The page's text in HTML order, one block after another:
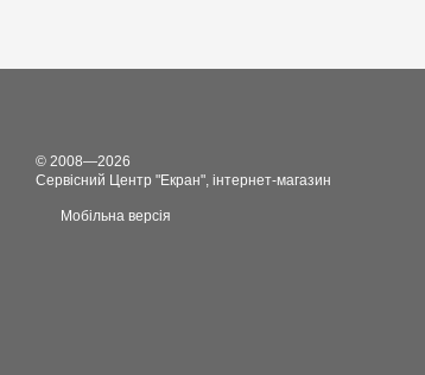
© 2008—2026
Сервісний Центр "Екран", інтернет-магазин
Мобільна версія